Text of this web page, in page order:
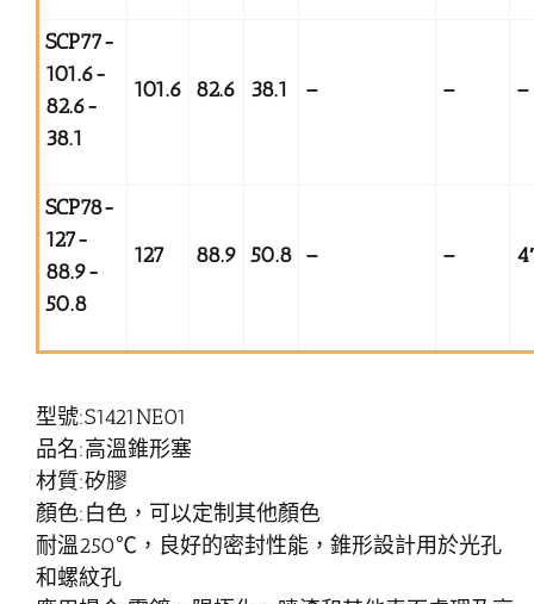
SCP77-
101.6-
82.6-
38.1
101.6 82.6 38.1 – – –
SCP78-
127-
88.9-
50.8
127 88.9 50.8 – – 4
型號:S1421NE01
品名:高溫錐形塞
材質:矽膠
顏色:白色，可以定制其他顏色
耐溫250℃，良好的密封性能，錐形設計用於光孔
和螺紋孔